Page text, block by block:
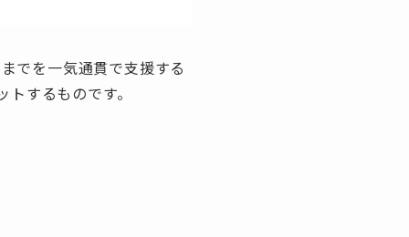
でを一気通貫で支援する
するものです。